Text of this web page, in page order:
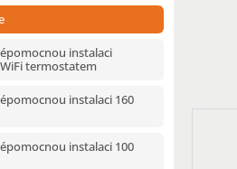
instalaci
termostatem
instalaci 160
instalaci 100